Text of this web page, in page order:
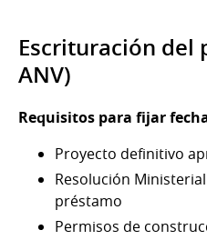
Escrituración del
ANV)
Requisitos para fijar
Proyecto definitivo
Resolución
préstamo
Permisos de